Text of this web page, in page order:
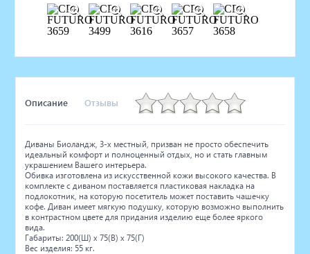
Описание Отзывы
Диваны Биоландж, 3-х местный, призван не просто обеспечить
идеальный комфорт и полноценный отдых, но и стать главным
украшением Вашего интерьера.
Обивка изготовлена из искусственной кожи высокого качества. В
комплекте с диваном поставляется пластиковая накладка на
подлокотник, на которую посетитель может поставить чашечку
кофе. Диван имеет мягкую подушку, которую возможно выполнить
в контрастном цвете для придания изделию еще более яркого
вида.
Габариты: 200(Ш) x 75(В) x 75(Г)
Вес изделия: 55 кг.